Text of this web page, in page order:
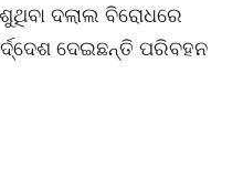
ଦଲାଲ ବିରୋଧରେ
ଦେଇଛନ୍ତି ପରିବହନ